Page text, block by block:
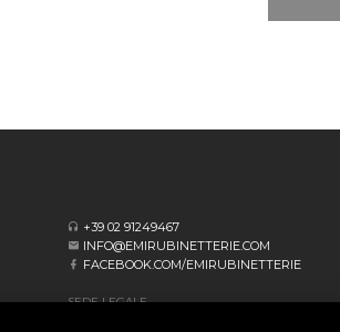
+39 02 91249467
INFO@EMIRUBINETTERIE.COM
FACEBOOK.COM/EMIRUBINETTERIE
SEDE LEGALE